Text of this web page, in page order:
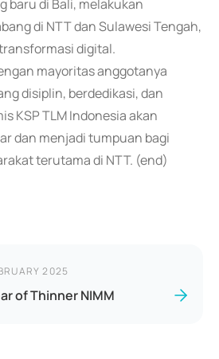
baru di Bali, melakukan
di NTT dan Sulawesi Tengah,
digital.
mayoritas anggotanya
disiplin, berdedikasi, dan
KSP TLM Indonesia akan
dan menjadi tumpuan bagi
terutama di NTT. (end)
2025
of Thinner NIMM